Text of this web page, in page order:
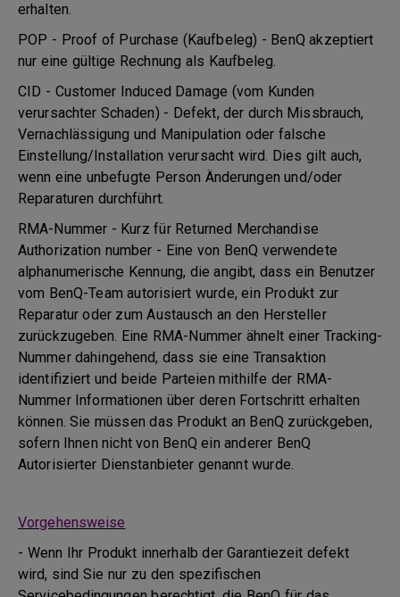
erhalten.
POP - Proof of Purchase (Kaufbeleg) - BenQ akzeptiert
nur eine gültige Rechnung als Kaufbeleg.
CID - Customer Induced Damage (vom Kunden
verursachter Schaden) - Defekt, der durch Missbrauch,
Vernachlässigung und Manipulation oder falsche
Einstellung/Installation verursacht wird. Dies gilt auch,
wenn eine unbefugte Person Änderungen und/oder
Reparaturen durchführt.
RMA-Nummer - Kurz für Returned Merchandise
Authorization number - Eine von BenQ verwendete
alphanumerische Kennung, die angibt, dass ein Benutzer
vom BenQ-Team autorisiert wurde, ein Produkt zur
Reparatur oder zum Austausch an den Hersteller
zurückzugeben. Eine RMA-Nummer ähnelt einer Tracking-
Nummer dahingehend, dass sie eine Transaktion
identifiziert und beide Parteien mithilfe der RMA-
Nummer Informationen über deren Fortschritt erhalten
können. Sie müssen das Produkt an BenQ zurückgeben,
sofern Ihnen nicht von BenQ ein anderer BenQ
Autorisierter Dienstanbieter genannt wurde.
Vorgehensweise
- Wenn Ihr Produkt innerhalb der Garantiezeit defekt
wird, sind Sie nur zu den spezifischen